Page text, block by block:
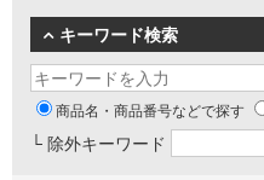
キーワード検索
商品名・商品番号などで探す
└ 除外キーワード